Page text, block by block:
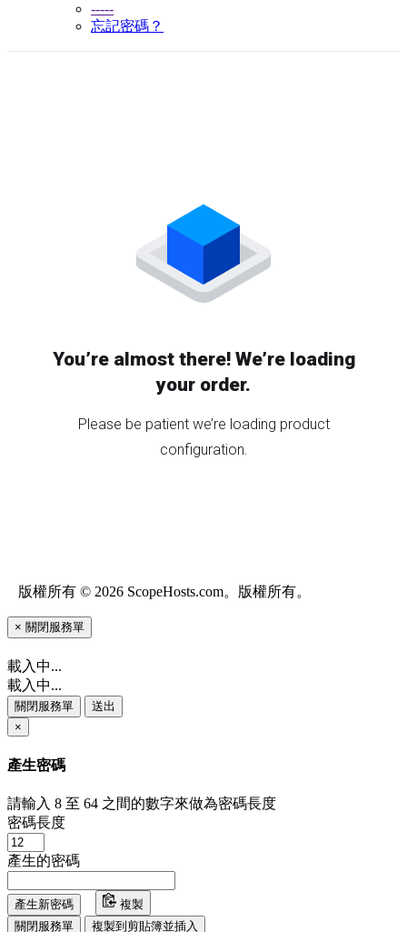
-----
忘記密碼？
You’re almost there! We’re loading
your order.
Please be patient we’re loading product
configuration.
版權所有 © 2026 ScopeHosts.com。版權所有。
× 關閉服務單
載入中...
載入中...
關閉服務單
送出
×
產生密碼
請輸入 8 至 64 之間的數字來做為密碼長度
密碼長度
產生的密碼
產生新密碼
複製
關閉服務單
複製到剪貼簿並插入